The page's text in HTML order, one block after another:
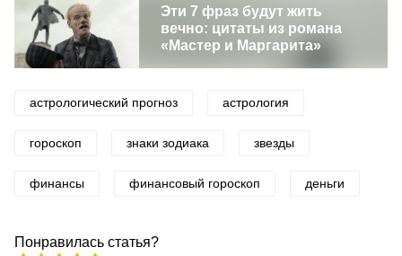
Эти 7 фраз будут жить
вечно: цитаты из романа
«Мастер и Маргарита»
астрологический прогноз астрология
гороскоп знаки зодиака звезды
финансы финансовый гороскоп деньги
Понравилась статья?